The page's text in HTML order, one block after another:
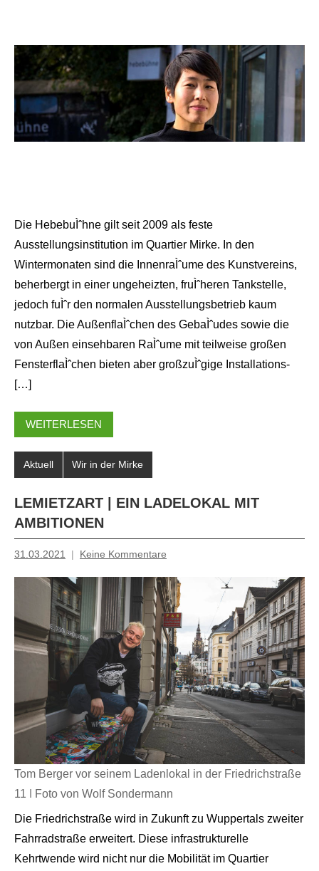
Die HebebuÌˆhne gilt seit 2009 als feste
Ausstellungsinstitution im Quartier Mirke. In den
Wintermonaten sind die InnenraÌˆume des Kunstvereins,
beherbergt in einer ungeheizten, fruÌˆheren Tankstelle,
jedoch fuÌˆr den normalen Ausstellungsbetrieb kaum
nutzbar. Die AußenflaÌˆchen des GebaÌˆudes sowie die
von Außen einsehbaren RaÌˆume mit teilweise großen
FensterflaÌˆchen bieten aber großzuÌˆgige Installations-
[…]
WEITERLESEN
Aktuell Wir in der Mirke
LEMIETZART | EIN LADELOKAL MIT
AMBITIONEN
31.03.2021
Mosche
Keine Kommentare
Tom Berger vor seinem Ladenlokal in der Friedrichstraße
11 | Foto von Wolf Sondermann
Die Friedrichstraße wird in Zukunft zu Wuppertals zweiter
Fahrradstraße erweitert. Diese infrastrukturelle
Kehrtwende wird nicht nur die Mobilität im Quartier